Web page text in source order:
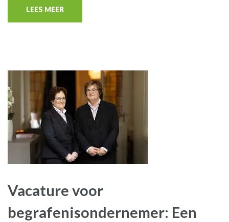
LEES MEER
Vacature voor
begrafenisondernemer: Een